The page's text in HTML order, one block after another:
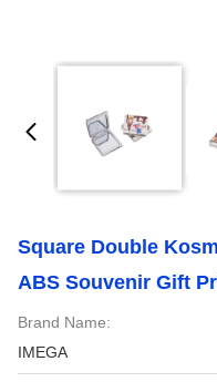
Square Double
ABS Souvenir Gift
Brand Name:
IMEGA